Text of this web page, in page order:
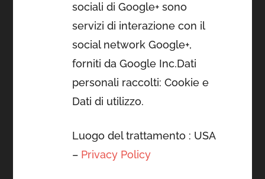
sociali di Google+ sono
servizi di interazione con il
social network Google+,
forniti da Google Inc.Dati
personali raccolti: Cookie e
Dati di utilizzo.
Luogo del trattamento : USA
– Privacy Policy